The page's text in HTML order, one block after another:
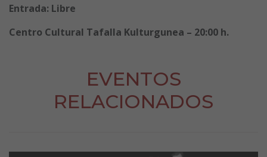
Entrada: Libre
Centro Cultural Tafalla Kulturgunea – 20:00 h.
EVENTOS
RELACIONADOS